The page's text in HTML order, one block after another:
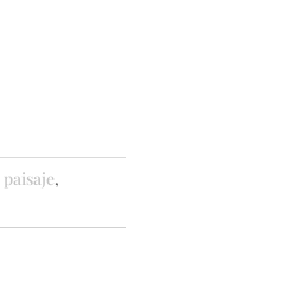
paisaje,